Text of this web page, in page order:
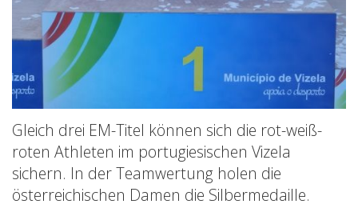
Gleich drei EM-Titel können sich die rot-weiß-
roten Athleten im portugiesischen Vizela
sichern. In der Teamwertung holen die
österreichischen Damen die Silbermedaille.